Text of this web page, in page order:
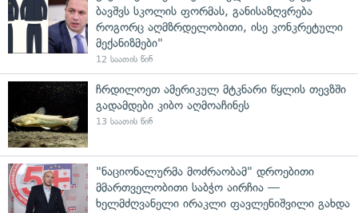
ბავშვს სკოლის ფორმას, განისაზღვრება
როგორც აღმზრდელობითი, ისე კონკრეტული
მექანიზმები"
12 საათის წინ
ჩრდილოეთ ამერიკულ მტკნარი წყლის თევზში
გადამდები კიბო აღმოაჩინეს
13 საათის წინ
"ნაციონალურმა მოძრაობამ" დროებითი
მმართველობითი საბჭო აირჩია —
ხელმძღვანელი ირაკლი ფავლენიშვილი გახდა